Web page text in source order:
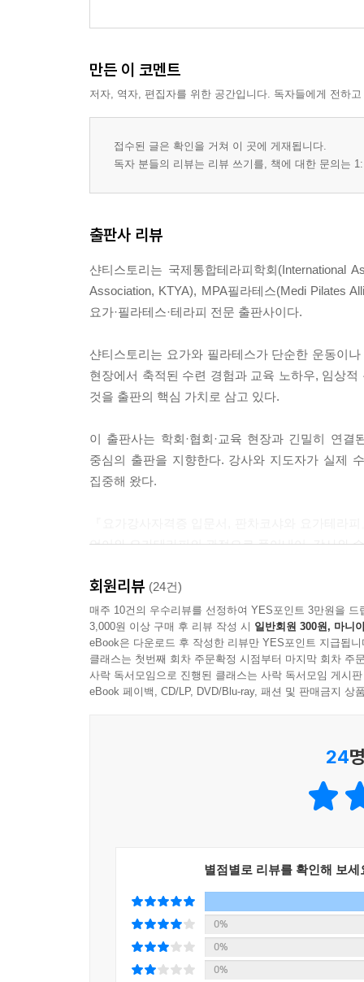
2. 나디와 차크라, 쿤달리니의 흐름
3. 호흡과 에너지의 균형
5장. 마노마야 코샤 ? 마음의 놀이터
1. 마나스·아함카라·붓디의 역할
4. 만트라·명상으로 마음 다스리기
6장. 비갸나마야 코샤 ? 지성의 눈
1. 분별력과 직관의 힘
2. 지성이 병을 고치는 순간
4. 다라나·디야나·사마디 ? 요가명상의 길
7장. 아난다마야 코샤 ? 지복의 향기
2. 궁극적 평화와 진아(아트만) 경험
3. 해탈과 전인치유의 종착역
8장. 판차코샤 관점의 질병 이해
2. 층별 불균형이 만드는 병의 유형
3. 몸의 병이 마음을 병들게 하는 게 아니라, 그 반
9장. 8지 요가와 코샤별 접근법
1. 야마·니야마 ? 윤리와 내면 정화
2. 아사나 ? 안나마야 코샤의 균형
1. 거친 층에서 미세한 층으로 접근하는 원칙
만든 이 코멘트
저자, 역자, 편집자를 위한 공간입니다. 독자들에게 전하
접수된 글은 확인을 거쳐 이 곳에 게재됩니다.
독자 분들의 리뷰는 리뷰 쓰기를, 책에 대한 문의는
출판사 리뷰
샨티스토리는 국제통합테라피학회(International
Association, KTYA), MPA필라테스(Medi Pilates
요가·필라테스·테라피 전문 출판사이다.
샨티스토리는 요가와 필라테스가 단순한 운동이
현장에서 축적된 수련 경험과 교육 노하우, 임상
것을 출판의 핵심 가치로 삼고 있다.
이 출판사는 학회·협회·교육 현장과 긴밀히 연
중심의 출판을 지향한다. 강사와 지도자가 실제
집중해 왔다.
언어와 요가테라피의 관점으로 풀어내어, 강사와
샨티스토리는 앞으로도 요가·필라테스·테라피
성장하는 출판을 이어갈 것이다.
회원리뷰 (24건)
매주 10건의 우수리뷰를 선정하여 YES포인트 3만원을 드
3,000원 이상 구매 후 리뷰 작성 시 일반회원 300원, 마니
eBook은 다운로드 후 작성한 리뷰만 YES포인트 지급됩니
클래스는 첫번째 회차 주문확정 시점부터 마지막 회차 주
사락 독서모임으로 진행된 클래스는 사락 독서모임 게시
eBook 페이백, CD/LP, DVD/Blu-ray, 패션 및 판매금지 상
24
별점별로 리뷰를 확인해 보세
0%
0%
0%